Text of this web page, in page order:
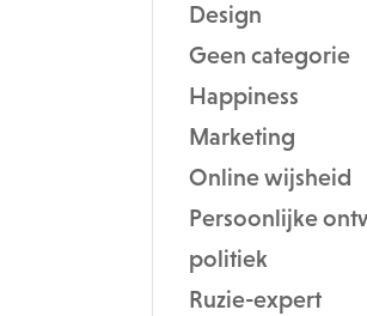
Design
Geen categorie
Happiness
Marketing
Online wijsheid
Persoonlijke
politiek
Ruzie-expert